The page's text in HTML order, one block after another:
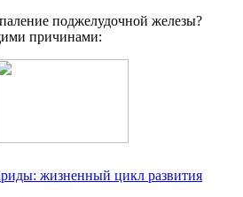
поджелудочной железы?
причинами:
жизненный цикл развития